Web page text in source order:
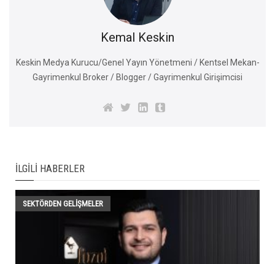
Kemal Keskin
Keskin Medya Kurucu/Genel Yayın Yönetmeni / Kentsel Mekan-
Gayrimenkul Broker / Blogger / Gayrimenkul Girişimcisi
İLGILI HABERLER
SEKTÖRDEN GELIŞMELER